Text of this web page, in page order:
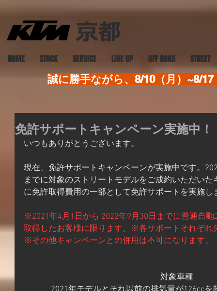
HOME STOCK SERVICE LINE UP OFF ROAD STREET
誠に勝手ながら、8/10（月）~8/
免許サポートキャンペーン実施中！
いつもありがとうございます。
現在、免許サポートキャンペーンが実施中です。
までに対象のストリートモデルをご成約いただい
に免許取得費用の一部として免許サポートを実施し
※2021年4月1日から 2022年9月30日までに普通自
取得したお客様に限ります。​※各サポートそれぞれ
※その他キャンペーンとの併用は不可になります。
対象車種